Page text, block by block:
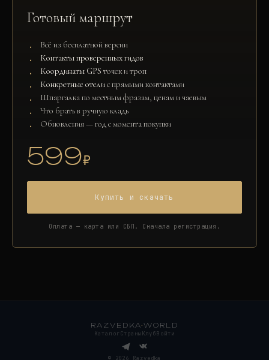
Готовый маршрут
Всё из бесплатной версии
Контакты проверенных гидов
Координаты GPS точек и троп
Конкретные отелис прямыми контактами
Шпаргалка по местным фразам, ценам и чаевым
Что брать в ручную кладь
Обновления — год с момента покупки
599₽
Купить и скачать
Оплата — карта или СБП. Сначала регистрация.
RAZVEDKA·WORLD
Каталог Страны КлубВойти
© 2026 Razvedka